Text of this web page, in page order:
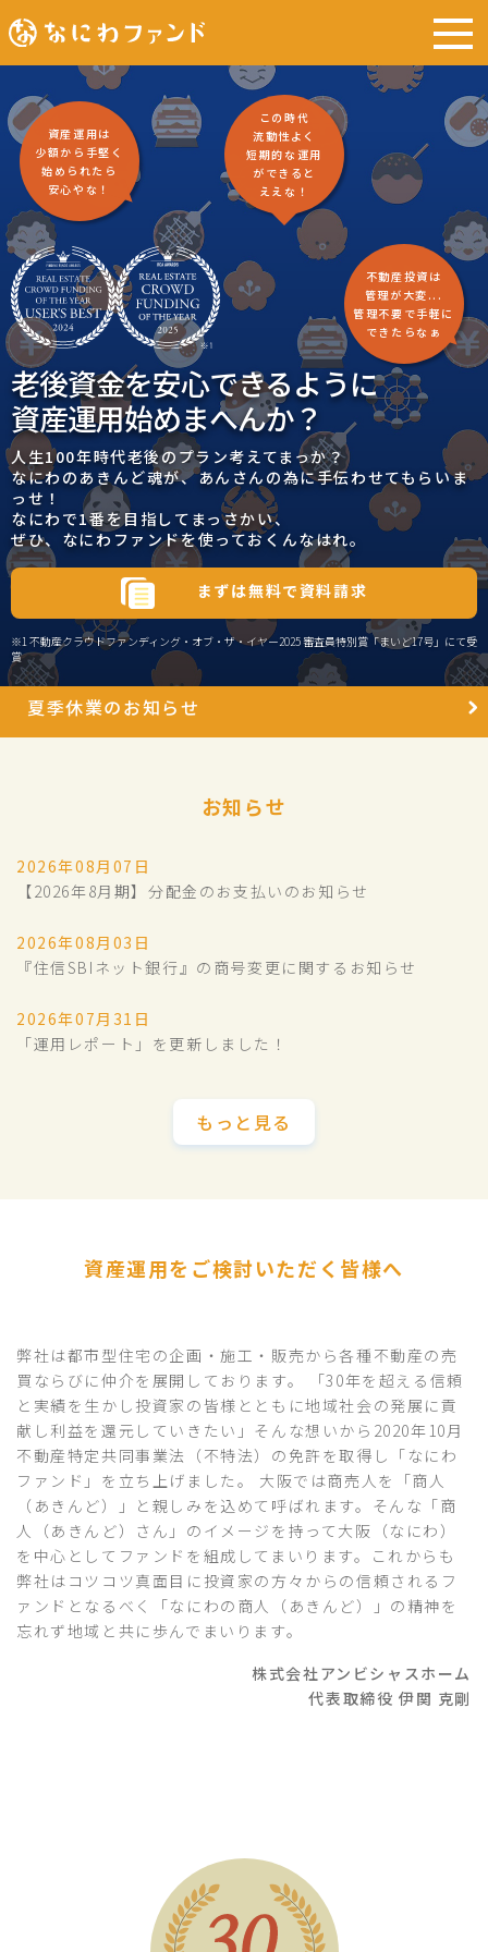
老後資金を安心できるように
資産運用始めまへんか？
人生100年時代老後のプラン考えてまっか？
なにわのあきんど魂が、あんさんの為に手伝わせてもらいま
っせ！
なにわで1番を目指してまっさかい、
ぜひ、なにわファンドを使っておくんなはれ。
まずは無料で資料請求
※1 不動産クラウドファンディング・オブ・ザ・イヤー2025 審査員特別賞「まいど17号」にて受
賞
資産運用は
少額から手堅く
始められたら
安心やな！
この時代
流動性よく
短期的な運用
ができると
ええな！
不動産投資は
管理が大変...
管理不要で手軽に
できたらなぁ
夏季休業のお知らせ
お知らせ
2026年08月07日
【2026年8月期】分配金のお支払いのお知らせ
2026年08月03日
『住信SBIネット銀行』の商号変更に関するお知らせ
2026年07月31日
「運用レポート」を更新しました！
もっと見る
資産運用をご検討いただく皆様へ
弊社は都市型住宅の企画・施工・販売から各種不動産の売
買ならびに仲介を展開しております。 「30年を超える信頼
と実績を生かし投資家の皆様とともに地域社会の発展に貢
献し利益を還元していきたい」そんな想いから2020年10月
不動産特定共同事業法（不特法）の免許を取得し「なにわ
ファンド」を立ち上げました。 大阪では商売人を「商人
（あきんど）」と親しみを込めて呼ばれます。そんな「商
人（あきんど）さん」のイメージを持って大阪（なにわ）
を中心としてファンドを組成してまいります。これからも
弊社はコツコツ真面目に投資家の方々からの信頼されるフ
ァンドとなるべく「なにわの商人（あきんど）」の精神を
忘れず地域と共に歩んでまいります。
株式会社アンビシャスホーム
代表取締役 伊関 克剛